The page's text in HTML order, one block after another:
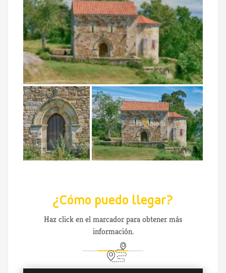
¿Cómo puedo llegar?
Haz click en el marcador para obtener más
información.